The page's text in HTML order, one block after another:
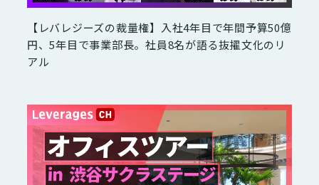
【レバレジーズの裁量権】入社4年目で年間予算50億
円、5年目で事業部長。社員8名が語る抜擢文化のリ
アル